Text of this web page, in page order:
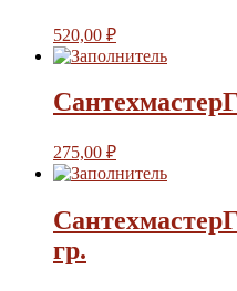
520,00 ₽
275,00 ₽
гр.